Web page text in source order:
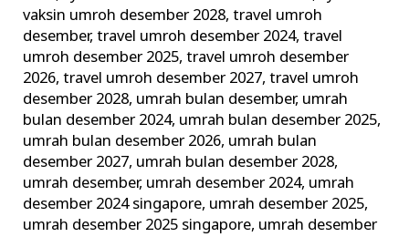
vaksin umroh desember 2028,travel umroh
desember,travel umroh desember 2024,travel
umroh desember 2025,travel umroh desember
2026,travel umroh desember 2027,travel umroh
desember 2028, umrah bulan desember, umrah
bulan desember 2024, umrah bulan desember 2025,
umrah bulan desember 2026, umrah bulan
desember 2027, umrah bulan desember 2028,
umrah desember, umrah desember 2024, umrah
desember 2024 singapore, umrah desember 2025,
umrah desember 2025 singapore, umrah desember